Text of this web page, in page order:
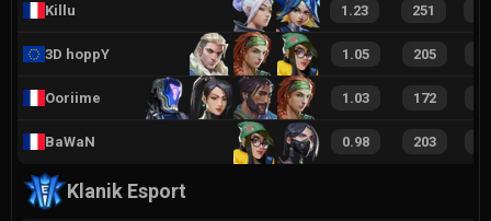
Killu 1.23 251
3D hoppY 1.05 205
Ooriime 1.03 172
BaWaN 0.98 203
Klanik Esport